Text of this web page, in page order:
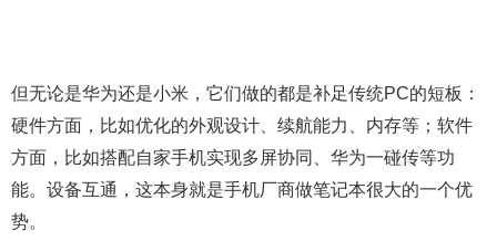
但无论是华为还是小米，它们做的都是补足传统PC的短板：
硬件方面，比如优化的外观设计、续航能力、内存等；软件
方面，比如搭配自家手机实现多屏协同、华为一碰传等功
能。设备互通，这本身就是手机厂商做笔记本很大的一个优
势。